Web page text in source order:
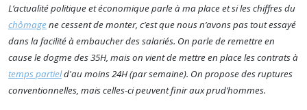
L’actualité politique et économique parle à ma place et si les chiffres du
chômagene cessent de monter, c’est que nous n’avons pas tout essayé
dans la facilité à embaucher des salariés. On parle de remettre en
cause ledogme des 35H, mais on vient de mettre en place les contrats à
temps partield'au moins 24H (par semaine). On propose des ruptures
conventionnelles, mais celles-ci peuvent finir aux prud’hommes.